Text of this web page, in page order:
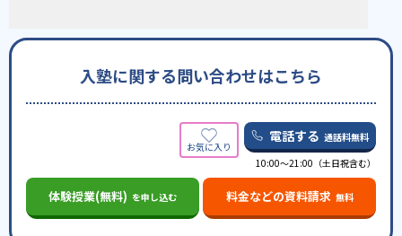
入塾に関する問い合わせはこちら
電話する 通話料無料
10:00〜21:00（土日祝含む）
体験授業(無料) を申し込む 料金などの資料請求 無料